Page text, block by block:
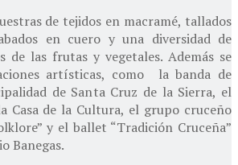
de tejidos en macramé, tallados
en cuero y una diversidad de
de las frutas y vegetales. Además se
artísticas, como la banda de
de Santa Cruz de la Sierra, el
Casa de la Cultura, el grupo cruceño
y el ballet “Tradición Cruceña”
Banegas.